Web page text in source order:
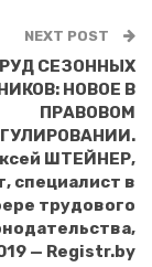
NEXT POST
СЕЗОННЫХ
НОВОЕ В
ПРАВОВОМ
ШТЕЙНЕР,
специалист в
трудового
— Registr.by